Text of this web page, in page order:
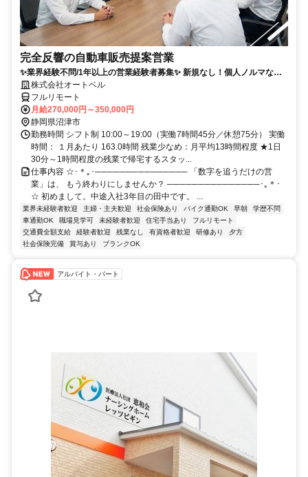
完全反響の自動車販売提案営業
✨業界経験不問/1年以上の営業経験者募集✨ 新規なし！個人ノルマな
し！残業も少なめでプライベートとの両立◎
株式会社オートベル
フルリモート
月給270,000円～350,000円
静岡県沼津市
勤務時間 シフト制 10:00～19:00（実働7時間45分／休憩75分） 実働
時間： １月あたり 163.0時間 残業少なめ：月平均13時間程度 ★1日
30分～1時間程度の残業で帰宅するスタッ...
仕事内容 ☆･＊｡･─────────────── 「数字を追うだけの営
業」は、 もう終わりにしませんか？ ───────────────･｡＊･
☆ 初めまして。中途入社3年目の田中です。 ...
業界未経験者歓迎 主婦・主夫歓迎 社会保険あり バイク通勤OK 早朝
学歴不問
車通勤OK
職場見学可 未経験者歓迎 住宅手当あり
フルリモート
交通費全額支給
経験者歓迎 残業なし 有資格者歓迎 研修あり
夕方
社会保険完備
賞与あり ブランクOK
アルバイト・パート